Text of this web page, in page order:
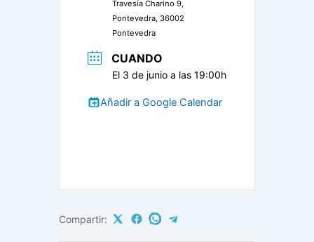
Travesía Charino 9,
Pontevedra, 36002
Pontevedra
CUANDO
El 3 de junio a las 19:00h
Añadir a Google Calendar
Compartir: